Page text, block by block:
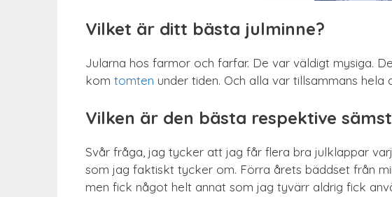
Vilket är ditt bästa julminne?
Jularna hos farmor och farfar. De var väldigt mysiga.
kom tomten under tiden. Och alla var tillsammans
Vilken är den bästa respektive
Svår fråga, jag tycker att jag får flera bra julklappar
som jag faktiskt tycker om. Förra årets bäddset från
men fick något helt annat som jag tyvärr aldrig fick